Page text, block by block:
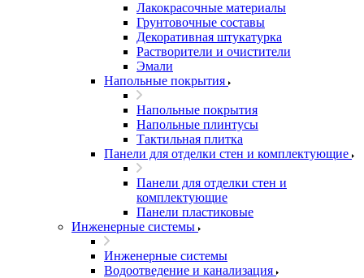
Лакокрасочные материалы
Грунтовочные составы
Декоративная штукатурка
Растворители и очистители
Эмали
Напольные покрытия
Напольные покрытия
Напольные плинтусы
Тактильная плитка
Панели для отделки стен и комплектующие
Панели для отделки стен и
комплектующие
Панели пластиковые
Инженерные системы
Инженерные системы
Водоотведение и канализация